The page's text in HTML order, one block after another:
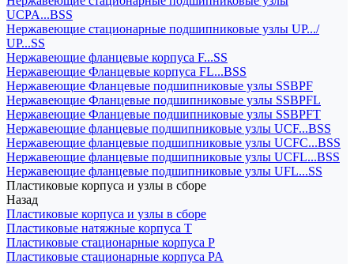
UCPA...BSS
Нержавеющие стационарные подшипниковые узлы UP.../
UP...SS
Нержавеющие фланцевые корпуса F...SS
Нержавеющие Фланцевые корпуса FL...BSS
Нержавеющие Фланцевые подшипниковые узлы SSBPF
Нержавеющие Фланцевые подшипниковые узлы SSBPFL
Нержавеющие Фланцевые подшипниковые узлы SSBPFT
Нержавеющие фланцевые подшипниковые узлы UCF...BSS
Нержавеющие фланцевые подшипниковые узлы UCFC...BSS
Нержавеющие фланцевые подшипниковые узлы UCFL...BSS
Нержавеющие фланцевые подшипниковые узлы UFL...SS
Пластиковые корпуса и узлы в сборе
Назад
Пластиковые корпуса и узлы в сборе
Пластиковые натяжные корпуса T
Пластиковые стационарные корпуса P
Пластиковые стационарные корпуса PA